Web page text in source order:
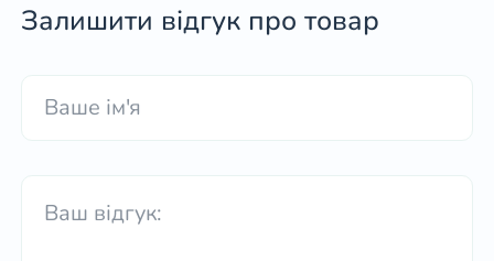
Залишити відгук про товар